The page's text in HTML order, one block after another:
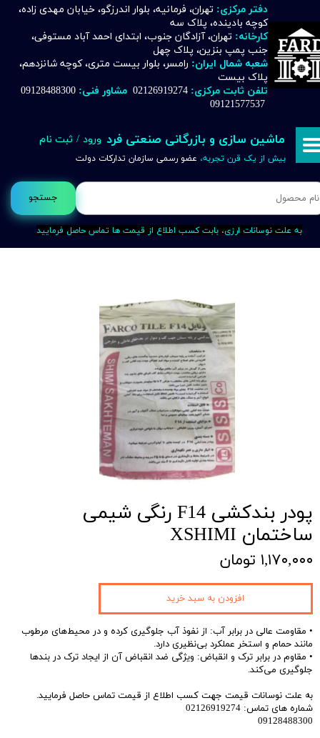
جستجو
دفتر مرکزی: تهران، فرمانیه، بلوار اندرزگو، خیابان مهدی زاده،
کوچه بادینده، پلاک سه
کارخانه: تهران، آزادگان جنوب، ابتدای احمد آباد مستوفی،
جنب پمپ بنزین، پلاک چهل
شعبه شمال ایران: رامسر، بلوار بیست متری، کوچه شانزدهم،
پلاک بیست
تلفن ثابت مرکزی: 02126919274 مشاور فنی:
09121577537
ماشین سازی و بازرگانی صنعتی فرد
بیش از یک قرن تجربه، عضو رسمی سازمان تدارکات دولت
ورود / ثبت نام
حساب کاربری من
تغییر گذر واژه
خروج از حساب کاربری
به علت نوسانات ارزی، بابت کسب اطلاع از قیمت ها تماس حاصل فرمایید
پودر بندکشی F14 رنگی شیمی
ساختمان XSHIMI
۱,۱۷۰,۰۰۰ تومان
• مقاومت عالی در برابر آب: از نفوذ آب جلوگیری کرده و در محیط‌های مرطوب
مانند حمام و استخر عملکرد بی‌نظیری دارد.
• مقاوم در برابر ترک و انقباض: ویژگی ضد انقباض آن از ایجاد ترک در بندها
جلوگیری می‌کند.
به علت نوسانات قیمت جهت کسب اطلاع از قیمت تماس حاصل فرمایید.
شماره های تماس: 02126919274
09128488300
افزودن به سبد خرید